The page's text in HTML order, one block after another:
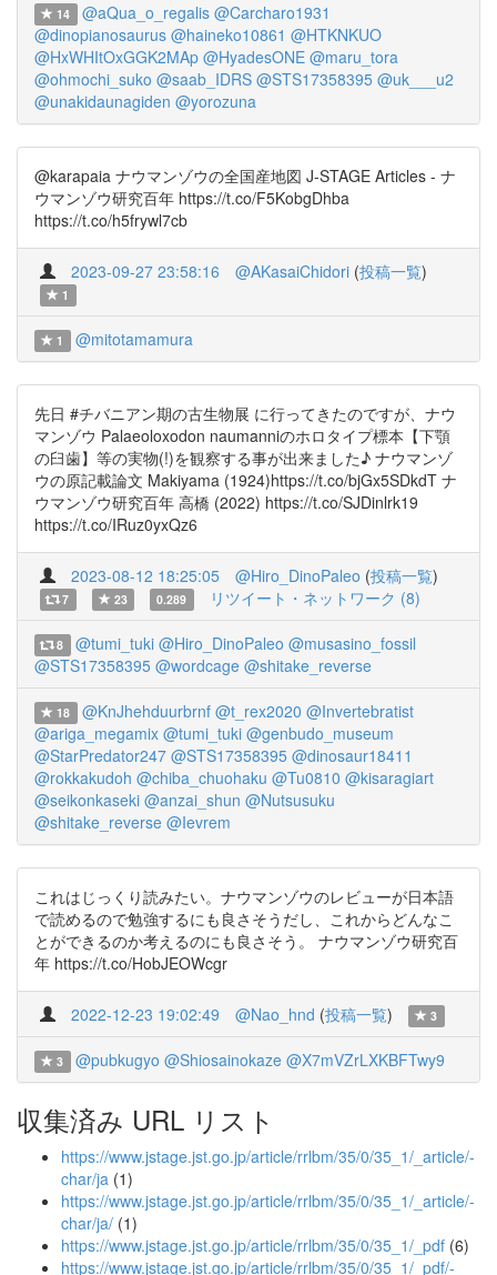
14 @aQua_o_regalis @Carcharo1931
@dinopianosaurus @haineko10861 @HTKNKUO
@HxWHItOxGGK2MAp @HyadesONE @maru_tora
@ohmochi_suko @saab_IDRS @STS17358395 @uk___u2
@unakidaunagiden @yorozuna
@karapaia ナウマンゾウの全国産地図 J-STAGE Articles - ナ
ウマンゾウ研究百年 https://t.co/F5KobgDhba
https://t.co/h5frywl7cb
2023-09-27 23:58:16 @AKasaiChidori (投稿一覧)
1
1 @mitotamamura
先日 #チバニアン期の古生物展 に行ってきたのですが、ナウ
マンゾウ Palaeoloxodon naumanniのホロタイプ標本【下顎
の臼歯】等の実物(!)を観察する事が出来ました♪ ナウマンゾ
ウの原記載論文 Makiyama (1924)https://t.co/bjGx5SDkdT ナ
ウマンゾウ研究百年 高橋 (2022) https://t.co/SJDinlrk19
https://t.co/IRuz0yxQz6
2023-08-12 18:25:05 @Hiro_DinoPaleo (投稿一覧)
7 23 0.289 リツイート・ネットワーク (8)
8 @tumi_tuki @Hiro_DinoPaleo @musasino_fossil
@STS17358395 @wordcage @shitake_reverse
18 @KnJhehduurbrnf @t_rex2020 @Invertebratist
@ariga_megamix @tumi_tuki @genbudo_museum
@StarPredator247 @STS17358395 @dinosaur18411
@rokkakudoh @chiba_chuohaku @Tu0810 @kisaragiart
@seikonkaseki @anzai_shun @Nutsusuku
@shitake_reverse @Ievrem
これはじっくり読みたい。ナウマンゾウのレビューが日本語
で読めるので勉強するにも良さそうだし、これからどんなこ
とができるのか考えるのにも良さそう。 ナウマンゾウ研究百
年 https://t.co/HobJEOWcgr
2022-12-23 19:02:49 @Nao_hnd (投稿一覧) 3
3 @pubkugyo @Shiosainokaze @X7mVZrLXKBFTwy9
収集済み URL リスト
https://www.jstage.jst.go.jp/article/rrlbm/35/0/35_1/_article/-
char/ja (1)
https://www.jstage.jst.go.jp/article/rrlbm/35/0/35_1/_article/-
char/ja/ (1)
https://www.jstage.jst.go.jp/article/rrlbm/35/0/35_1/_pdf (6)
https://www.jstage.jst.go.jp/article/rrlbm/35/0/35_1/_pdf/-